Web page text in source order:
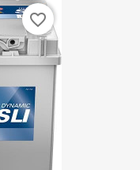
favorite_border